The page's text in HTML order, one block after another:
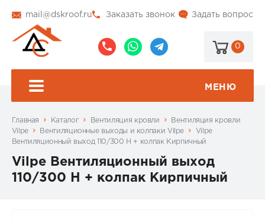
mail@dskroof.ru Задать вопрос
Заказать звонок
0
МЕНЮ
Главная Каталог Вентиляция кровли
Вентиляция кровли
Vilpe
Вентиляционные выходы и колпаки Vilpe
Vilpe
Вентиляционный выход 110/300 Н + колпак Кирпичный
Vilpe Вентиляционный выход
110/300 Н + колпак Кирпичный